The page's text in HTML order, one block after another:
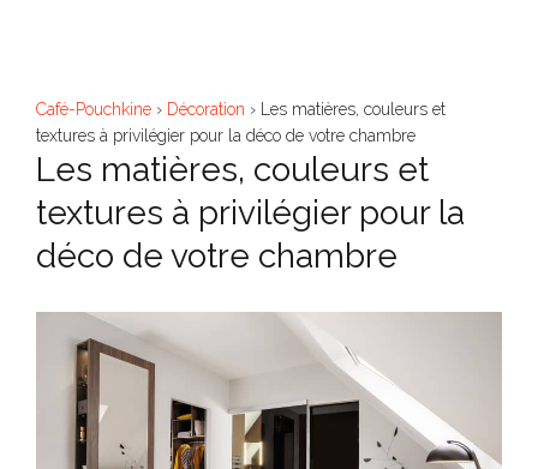
Café-Pouchkine › Décoration ›
Les matières, couleurs et
textures à privilégier pour la déco de votre chambre
Les matières, couleurs et
textures à privilégier pour la
déco de votre chambre